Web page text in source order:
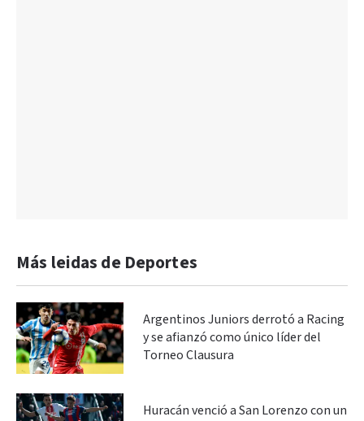
Más leidas de Deportes
Argentinos Juniors derrotó a Racing
y se afianzó como único líder del
Torneo Clausura
Huracán venció a San Lorenzo con un